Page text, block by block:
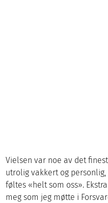
Vielsen var noe av det
utrolig vakkert og
føltes «helt som oss».
meg som jeg møtte i